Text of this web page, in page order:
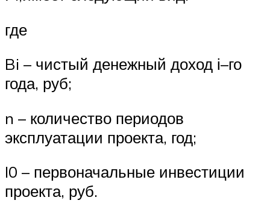
где
Bi – чистый денежный доход і–го
года, руб;
n – количество периодов
эксплуатации проекта, год;
I0 – первоначальные инвестиции
проекта, руб.